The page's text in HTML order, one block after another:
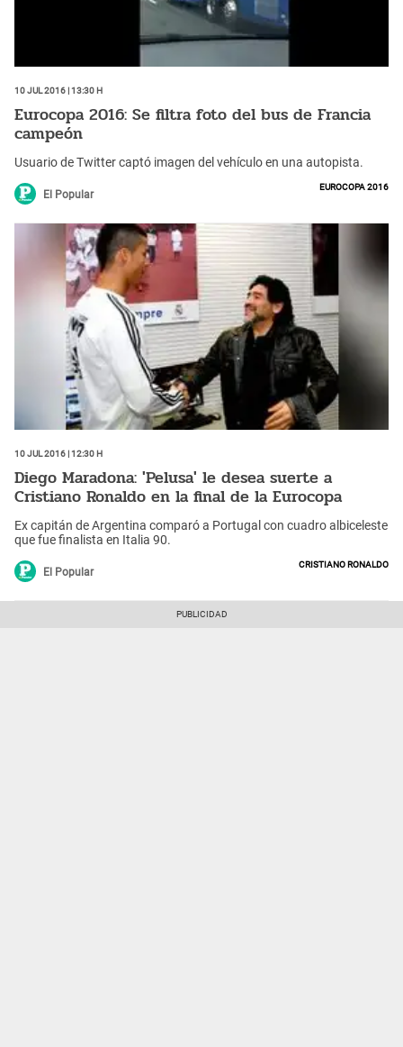
10 Jul 2016 | 13:30 h
Eurocopa 2016: Se filtra foto del bus de Francia
campeón
Usuario de Twitter captó imagen del vehículo en una autopista.
El Popular
Eurocopa 2016
10 Jul 2016 | 12:30 h
Diego Maradona: 'Pelusa' le desea suerte a
Cristiano Ronaldo en la final de la Eurocopa
Ex capitán de Argentina comparó a Portugal con cuadro albiceleste
que fue finalista en Italia 90.
El Popular
Cristiano Ronaldo